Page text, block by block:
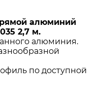
алюминий
2,7 м.
алюминия.
по доступной